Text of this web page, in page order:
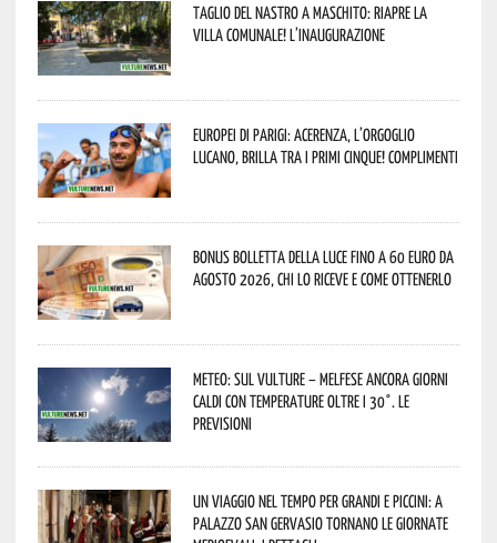
Taglio del nastro a Maschito: riapre la
Villa Comunale! L’inaugurazione
Europei di Parigi: Acerenza, l’orgoglio
lucano, brilla tra i primi cinque! Complimenti
Bonus bolletta della luce fino a 60 euro da
agosto 2026, chi lo riceve e come ottenerlo
Meteo: sul Vulture – melfese ancora giorni
caldi con temperature oltre i 30°. Le
previsioni
Un viaggio nel tempo per grandi e piccini: a
Palazzo San Gervasio tornano le Giornate